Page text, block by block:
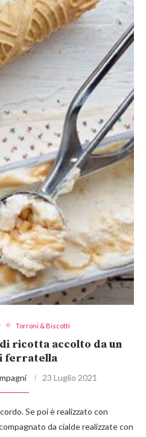
Torroni & Biscotti
ricotta accolto da un
ferratella
23 Luglio 2021
Se poi è realizzato con
da cialde realizzate con